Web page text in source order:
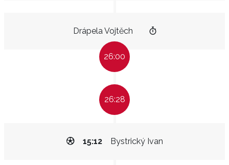
Drápela Vojtěch
26:00
26:28
Bystrický Ivan
15:12